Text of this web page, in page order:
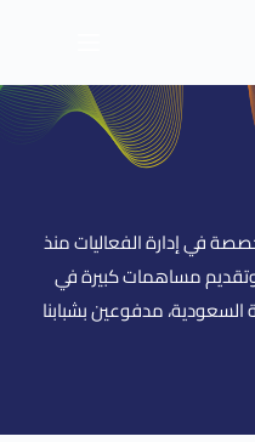
في إدارة الفعاليات منذ
وتقديم مساهمات كبيرة في
السعودية، مدفوعين بشبابنا